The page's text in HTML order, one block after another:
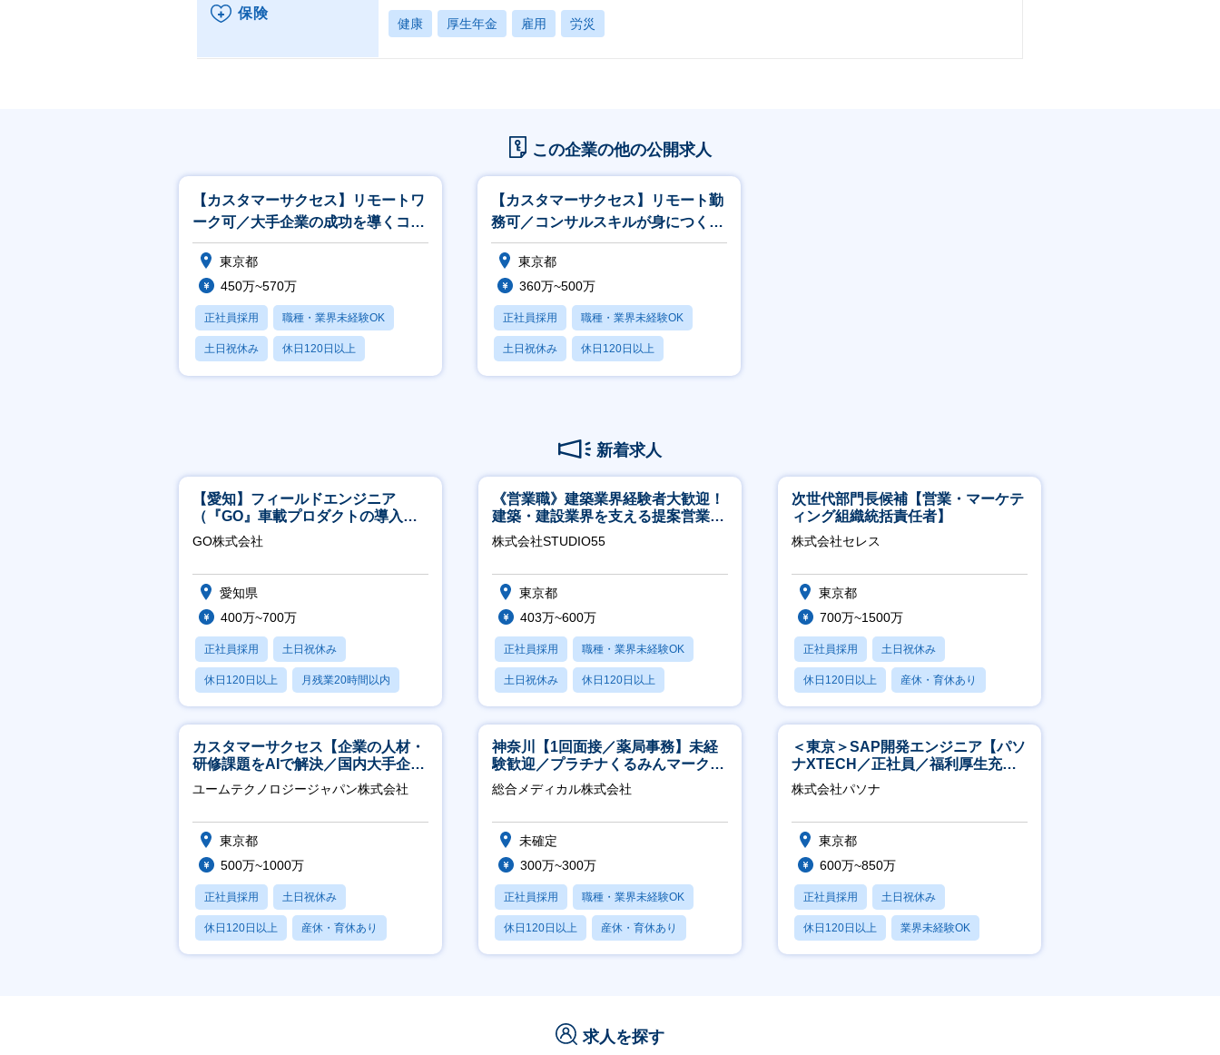
保険
健康 厚生年金 雇用 労災
この企業の他の公開求人
【カスタマーサクセス】リモートワ
ーク可／大手企業の成功を導くコン
サルポジション／急成長SaaS
東京都
450万~570万
正社員採用 職種・業界未経験OK
土日祝休み 休日120日以上
産休・育休あり
【カスタマーサクセス】リモート勤
務可／コンサルスキルが身につく／
急成長中のSaaS
東京都
360万~500万
正社員採用 職種・業界未経験OK
土日祝休み 休日120日以上
産休・育休あり
新着求人
【愛知】フィールドエンジニア
（『GO』車載プロダクトの導入サ
ポート／年休120日／土日祝休／直
行直帰
GO株式会社
愛知県
400万~700万
正社員採用 土日祝休み
休日120日以上 月残業20時間以内
学歴不問
《営業職》建築業界経験者大歓迎！
建築・建設業界を支える提案営業職
│年休125日◎フレックス
株式会社STUDIO55
東京都
403万~600万
正社員採用 職種・業界未経験OK
土日祝休み 休日120日以上
産休・育休あり
次世代部門長候補【営業・マーケテ
ィング組織統括責任者】
株式会社セレス
東京都
700万~1500万
正社員採用 土日祝休み
休日120日以上 産休・育休あり
賞与あり
カスタマーサクセス【企業の人材・
研修課題をAIで解決／国内大手企業
約3万社導入／フレックス可】
ユームテクノロジージャパン株式会社
東京都
500万~1000万
正社員採用 土日祝休み
休日120日以上 産休・育休あり
転勤なし
神奈川【1回面接／薬局事務】未経
験歓迎／プラチナくるみんマーク取
得／月平均残業13h／年休126日
総合メディカル株式会社
未確定
300万~300万
正社員採用 職種・業界未経験OK
休日120日以上 産休・育休あり
月残業20時間以内
＜東京＞SAP開発エンジニア【パソ
ナXTECH／正社員／福利厚生充実
◎】
株式会社パソナ
東京都
600万~850万
正社員採用 土日祝休み
休日120日以上 業界未経験OK
産休・育休あり
求人を探す